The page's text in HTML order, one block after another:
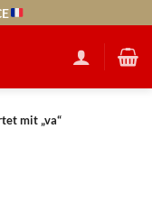
mit „va“